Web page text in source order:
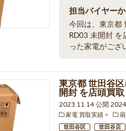
担当バイヤー
今回は、東京都
RD03 未開封
った家電がござ
東京都 世田谷
開封 を店頭買
2023.11.14 公開
家電 買取実績
世田谷区 世田谷店